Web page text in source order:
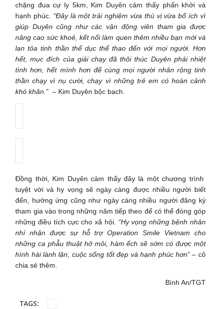
chặng đua cự ly 5km, Kim Duyên cảm thấy phấn khởi và
hạnh phúc. “Đây là một trải nghiệm vừa thú vị vừa bổ ích vì
giúp Duyên cũng như các vận động viên tham gia được
nâng cao sức khoẻ, kết nối làm quen thêm nhiều bạn mới và
lan tỏa tinh thần thể dục thể thao đến với mọi người. Hơn
hết, mục đích của giải chạy đã thôi thúc Duyên phải nhiệt
tình hơn, hết mình hơn để cùng mọi người nhân rộng tinh
thần chạy vì nụ cười, chạy vì những trẻ em có hoàn cảnh
khó khăn.”– Kim Duyên bộc bạch.
Đồng thời, Kim Duyên cảm thấy đây là một chương trình
tuyệt vời và hy vọng sẽ ngày càng được nhiều người biết
đến, hưởng ứng cũng như ngày càng nhiều người đăng ký
tham gia vào trong những năm tiếp theo để có thể đóng góp
những điều tích cực cho xã hội. “Hy vọng những bệnh nhân
nhí nhận được sự hỗ trợ Operation Smile Vietnam cho
những ca phẫu thuật hở môi, hàm ếch sẽ sớm có được một
hình hài lành lặn, cuộc sống tốt đẹp và hạnh phúc hơn” – cô
chia sẻ thêm.
Bình An/TGT
TAGS: